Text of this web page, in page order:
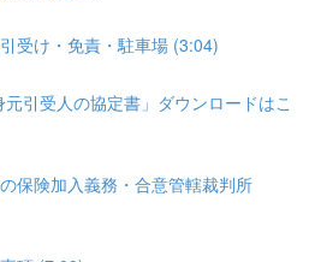
受け・免責・駐車場 (3:04)
引受人の協定書」ダウンロードはこ
保険加入義務・合意管轄裁判所